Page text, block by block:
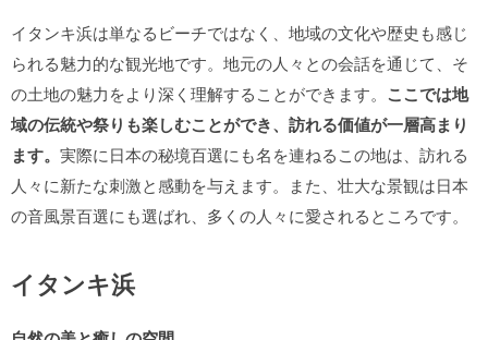
イタンキ浜は単なるビーチではなく、地域の文化や歴史も感じ
られる魅力的な観光地です。地元の人々との会話を通じて、そ
の土地の魅力をより深く理解することができます。 ここでは地
域の伝統や祭りも楽しむことができ、訪れる価値が一層高まり
ます。 実際に日本の秘境百選にも名を連ねるこの地は、訪れる
人々に新たな刺激と感動を与えます。また、壮大な景観は日本
の音風景百選にも選ばれ、多くの人々に愛されるところです。
イタンキ浜